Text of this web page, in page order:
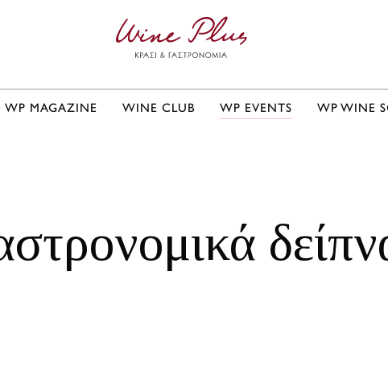
WP MAGAZINE WINE CLUB WP EVENTS WP WINE